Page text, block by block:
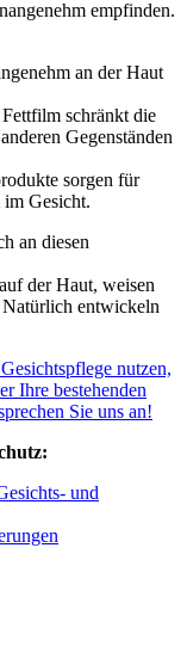
empfinden.
an der Haut
schränkt die
Gegenständen
sorgen für
Gesicht.
an diesen
der Haut, weisen
entwickeln
nutzen,
Ihre bestehenden
Sie uns an!
:
und